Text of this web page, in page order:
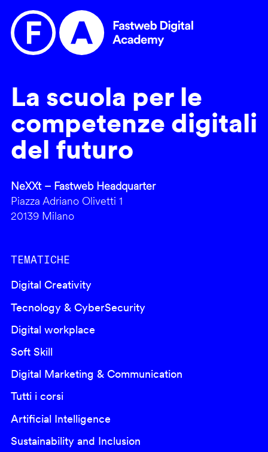
La scuola per le
competenze digitali
del futuro
NeXXt – Fastweb Headquarter
Piazza Adriano Olivetti 1
20139 Milano
TEMATICHE
Digital Creativity
Tecnology & CyberSecurity
Digital workplace
Soft Skill
Digital Marketing & Communication
Tutti i corsi
Artificial Intelligence
Sustainability and Inclusion